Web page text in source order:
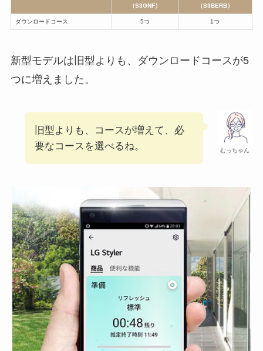
（S3GNF）
（S3BERB）
ダウンロードコース 5つ 1つ
新型モデルは旧型よりも、ダウンロードコースが5
つに増えました。
むっちゃん
旧型よりも、コースが増えて、必
要なコースを選べるね。